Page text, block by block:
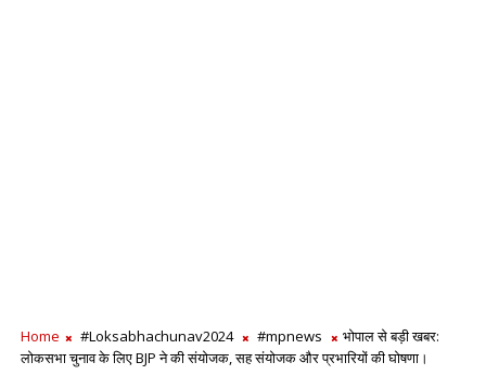
Home #Loksabhachunav2024 #mpnews
भोपाल से बड़ी खबर:
लोकसभा चुनाव के लिए BJP ने की संयोजक, सह संयोजक और प्रभारियों की घोषणा।